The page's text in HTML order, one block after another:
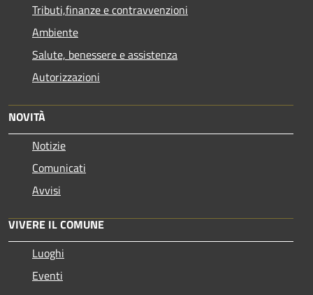
Tributi,finanze e contravvenzioni
Ambiente
Salute, benessere e assistenza
Autorizzazioni
NOVITÀ
Notizie
Comunicati
Avvisi
VIVERE IL COMUNE
Luoghi
Eventi